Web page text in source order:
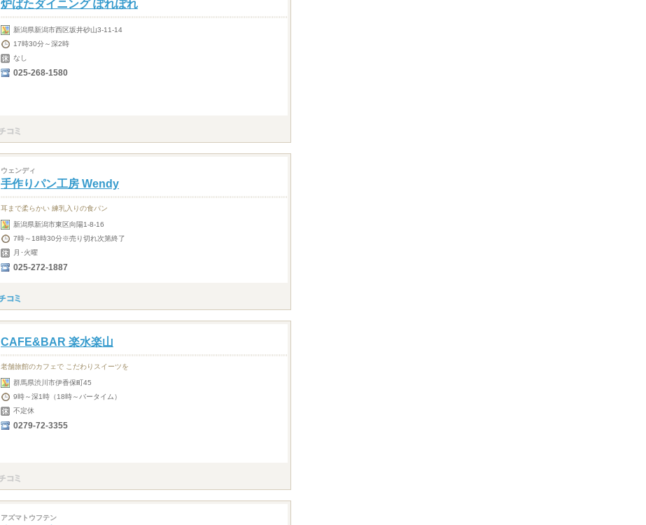
炉ばたダイニング ぽれぽれ
新潟県新潟市西区坂井砂山3-11-14
17時30分～深2時
なし
025-268-1580
ウェンディ
手作りパン工房 Wendy
耳まで柔らかい 練乳入りの食パン
新潟県新潟市東区向陽1-8-16
7時～18時30分※売り切れ次第終了
月･火曜
025-272-1887
CAFE&BAR 楽水楽山
老舗旅館のカフェで こだわりスイーツを
群馬県渋川市伊香保町45
9時～深1時（18時～バータイム）
不定休
0279-72-3355
アズマトウフテン